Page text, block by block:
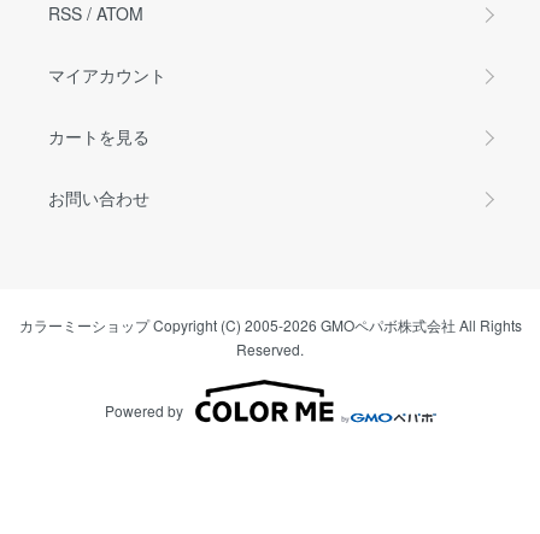
RSS / ATOM
マイアカウント
カートを見る
お問い合わせ
カラーミーショップCopyright (C) 2005-2026 GMOペパボ株式会社 All Rights
Reserved.
Powered by